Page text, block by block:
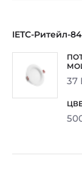
IETC-Ритейл-
37